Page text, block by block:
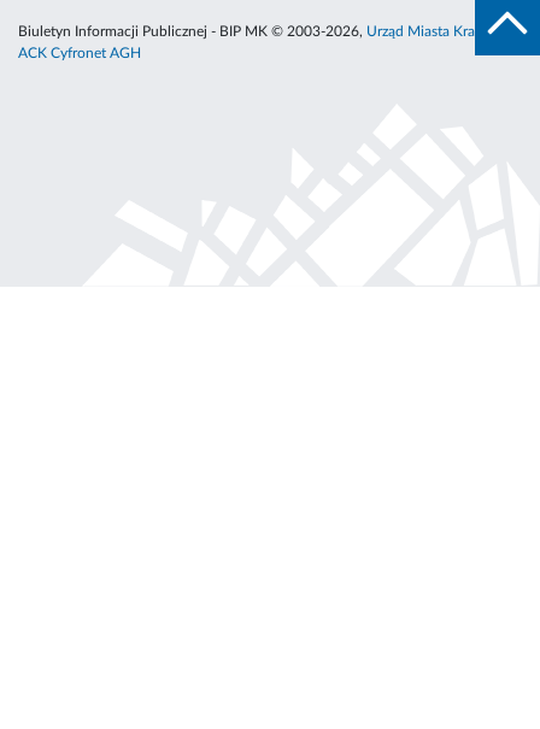
Biuletyn Informacji Publicznej - BIP MK © 2003-2026, Urząd Miasta Krakowa
ACK Cyfronet AGH